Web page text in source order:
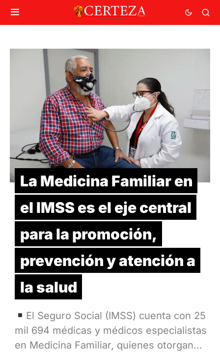
La Medicina Familiar en
el IMSS es el eje central
para la promoción,
prevención y atención a
la salud
El Seguro Social (IMSS) cuenta con 25
mil 694 médicas y médicos especialistas
en Medicina Familiar, quienes otorgan…